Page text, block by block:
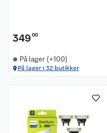
34900
På lager (+100)
På lager i 32 butikker